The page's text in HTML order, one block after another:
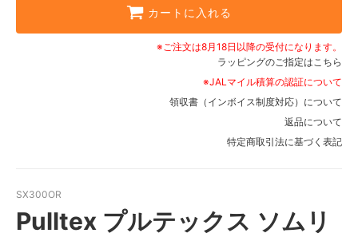
カートに入れる
※ご注文は8月18日以降の受付になります。
ラッピングのご指定はこちら
※JALマイル積算の認証について
領収書（インボイス制度対応）について
返品について
特定商取引法に基づく表記
SX300OR
Pulltex プルテックス ソムリ